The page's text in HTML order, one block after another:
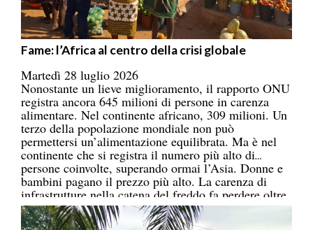
Fame: l’Africa al centro della crisi globale
Martedì 28 luglio 2026
Nonostante un lieve miglioramento, il rapporto ONU
registra ancora 645 milioni di persone in carenza
alimentare. Nel continente africano, 309 milioni. Un
terzo della popolazione mondiale non può
permettersi un’alimentazione equilibrata. Ma è nel
continente che si registra il numero più alto di
persone coinvolte, superando ormai l’Asia. Donne e
bambini pagano il prezzo più alto. La carenza di
infrastrutture nella catena del freddo fa perdere oltre
un terzo della produzione di frutta, verdura, pesce e
latticini.